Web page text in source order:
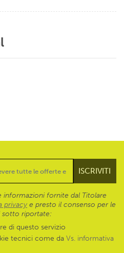
informazioni fornite dal Titolare
privacy e presto il consenso per le
sotto riportate:
di questo servizio
tecnici come da Vs. informativa